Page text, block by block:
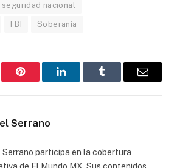
seguridad nacional
FBI Soberanía
Pinterest LinkedInTumblr
Correo
Serrano
Serrano participa en la cobertura